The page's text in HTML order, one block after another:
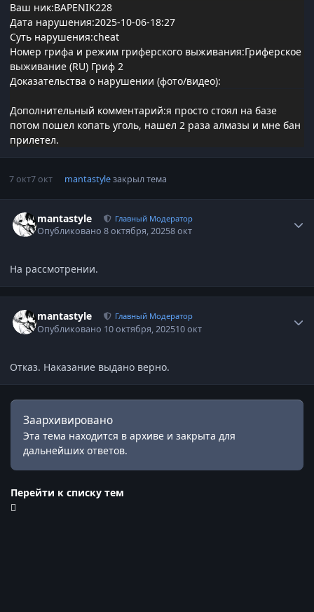
Ваш ник:BAPENIK228
Дата нарушения:2025-10-06-18:27
Суть нарушения:cheat
Номер грифа и режим гриферского выживания:Гриферское
выживание (RU) Гриф 2
Доказательства о нарушении (фото/видео):
Дополнительный комментарий:я просто стоял на базе
потом пошел копать уголь, нашел 2 раза алмазы и мне бан
прилетел.
7 окт7 окт mantastyleзакрыл тема
mantastyle Главный Модератор
Опубликовано8 октября, 20258 окт
На рассмотрении.
mantastyle Главный Модератор
Опубликовано 10 октября, 202510 окт
Отказ. Наказание выдано верно.
Заархивировано
Эта тема находится в архиве и закрыта для
дальнейших ответов.
Перейти к списку тем